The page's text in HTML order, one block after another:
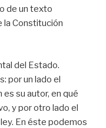
de un texto
la Constitución
del Estado.
por un lado el
es su autor, en qué
y por otro lado el
En éste podemos